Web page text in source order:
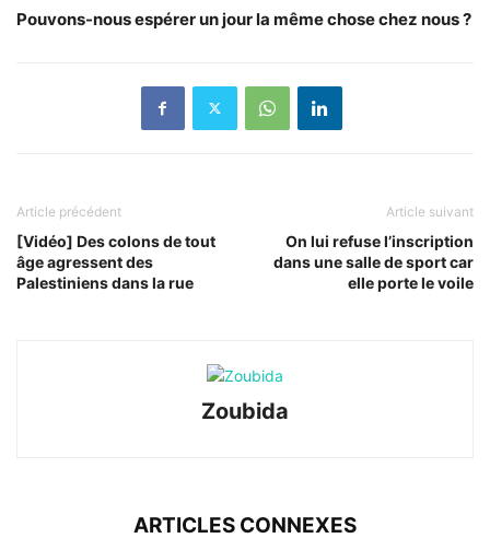
Pouvons-nous espérer un jour la même chose chez nous ?
Article précédent
[Vidéo] Des colons de tout
âge agressent des
Palestiniens dans la rue
Article suivant
On lui refuse l’inscription
dans une salle de sport car
elle porte le voile
Zoubida
ARTICLES CONNEXES